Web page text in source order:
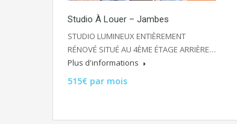
Studio À Louer – Jambes
STUDIO LUMINEUX ENTIÈREMENT
RÉNOVÉ SITUÉ AU 4ÈME ÉTAGE ARRIÈRE…
Plus d'informations
515€ par mois